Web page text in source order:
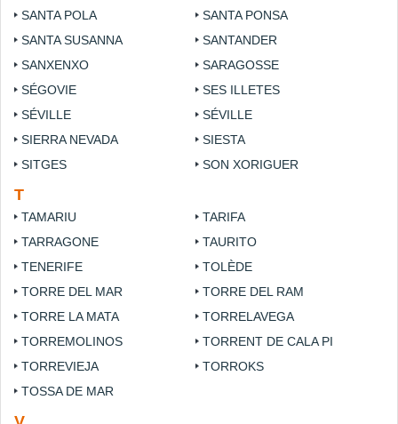
SANTA POLA
SANTA PONSA
SANTA SUSANNA
SANTANDER
SANXENXO
SARAGOSSE
SÉGOVIE
SES ILLETES
SÉVILLE
SÉVILLE
SIERRA NEVADA
SIESTA
SITGES
SON XORIGUER
T
TAMARIU
TARIFA
TARRAGONE
TAURITO
TENERIFE
TOLÈDE
TORRE DEL MAR
TORRE DEL RAM
TORRE LA MATA
TORRELAVEGA
TORREMOLINOS
TORRENT DE CALA PI
TORREVIEJA
TORROKS
TOSSA DE MAR